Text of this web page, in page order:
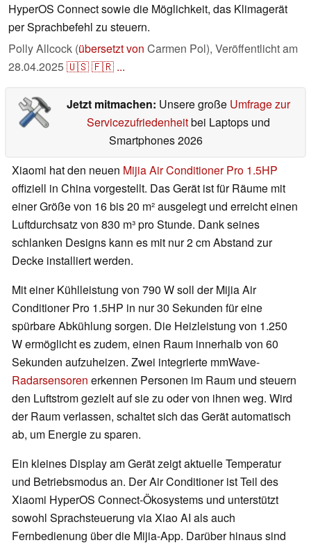
HyperOS Connect sowie die Möglichkeit, das Klimagerät
per Sprachbefehl zu steuern.
Polly Allcock (übersetzt von Carmen Pol), Veröffentlicht am
28.04.2025🇺🇸🇫🇷 ...
Jetzt mitmachen: Unsere große Umfrage zur
Servicezufriedenheitbei Laptops und
Smartphones 2026
Xiaomi hat den neuen Mijia Air Conditioner Pro 1.5HP
offiziell in China vorgestellt. Das Gerät ist für Räume mit
einer Größe von 16 bis 20 m² ausgelegt und erreicht einen
Luftdurchsatz von 830 m³ pro Stunde. Dank seines
schlanken Designs kann es mit nur 2 cm Abstand zur
Decke installiert werden.
Mit einer Kühlleistung von 790 W soll der Mijia Air
Conditioner Pro 1.5HP in nur 30 Sekunden für eine
spürbare Abkühlung sorgen. Die Heizleistung von 1.250
W ermöglicht es zudem, einen Raum innerhalb von 60
Sekunden aufzuheizen. Zwei integrierte mmWave-
Radarsensoren erkennen Personen im Raum und steuern
den Luftstrom gezielt auf sie zu oder von ihnen weg. Wird
der Raum verlassen, schaltet sich das Gerät automatisch
ab, um Energie zu sparen.
Ein kleines Display am Gerät zeigt aktuelle Temperatur
und Betriebsmodus an. Der Air Conditioner ist Teil des
Xiaomi HyperOS Connect-Ökosystems und unterstützt
sowohl Sprachsteuerung via Xiao AI als auch
Fernbedienung über die Mijia-App. Darüber hinaus sind